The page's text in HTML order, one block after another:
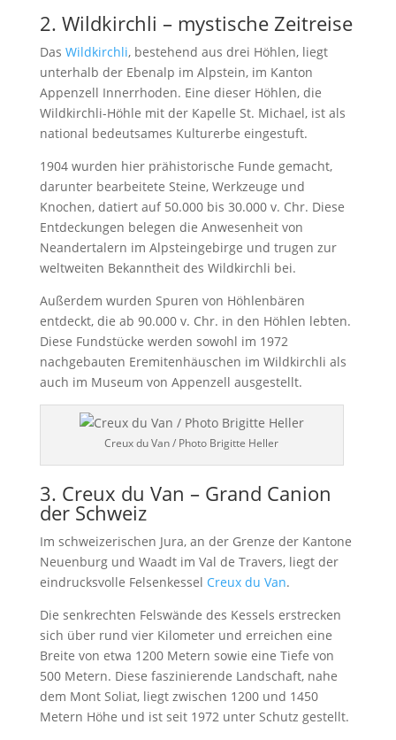
2. Wildkirchli – mystische Zeitreise
Das Wildkirchli, bestehend aus drei Höhlen, liegt
unterhalb der Ebenalp im Alpstein, im Kanton
Appenzell Innerrhoden. Eine dieser Höhlen, die
Wildkirchli-Höhle mit der Kapelle St. Michael, ist als
national bedeutsames Kulturerbe eingestuft.
1904 wurden hier prähistorische Funde gemacht,
darunter bearbeitete Steine, Werkzeuge und
Knochen, datiert auf 50.000 bis 30.000 v. Chr. Diese
Entdeckungen belegen die Anwesenheit von
Neandertalern im Alpsteingebirge und trugen zur
weltweiten Bekanntheit des Wildkirchli bei.
Außerdem wurden Spuren von Höhlenbären
entdeckt, die ab 90.000 v. Chr. in den Höhlen lebten.
Diese Fundstücke werden sowohl im 1972
nachgebauten Eremitenhäuschen im Wildkirchli als
auch im Museum von Appenzell ausgestellt.
Creux du Van / Photo Brigitte Heller
3. Creux du Van – Grand Canion
der Schweiz
Im schweizerischen Jura, an der Grenze der Kantone
Neuenburg und Waadt im Val de Travers, liegt der
eindrucksvolle Felsenkessel Creux du Van.
Die senkrechten Felswände des Kessels erstrecken
sich über rund vier Kilometer und erreichen eine
Breite von etwa 1200 Metern sowie eine Tiefe von
500 Metern. Diese faszinierende Landschaft, nahe
dem Mont Soliat, liegt zwischen 1200 und 1450
Metern Höhe und ist seit 1972 unter Schutz gestellt.